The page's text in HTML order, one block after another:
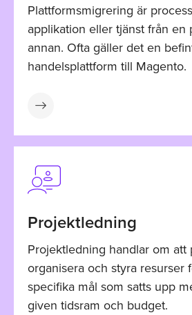
Plattformsmigrering är
applikation eller tjänst från en
annan. Ofta gäller det en
handelsplattform till Magento.
Projektledning
Projektledning handlar om att
organisera och styra resurser
specifika mål som satts upp
given tidsram och budget.